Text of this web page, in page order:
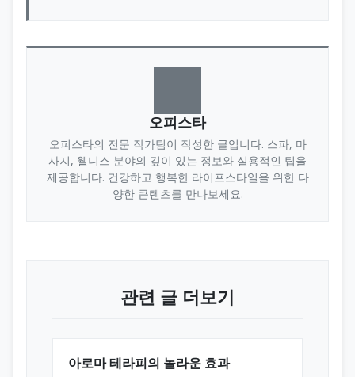
오피스타
오피스타의 전문 작가팀이 작성한 글입니다. 스파, 마
사지, 웰니스 분야의 깊이 있는 정보와 실용적인 팁을
제공합니다. 건강하고 행복한 라이프스타일을 위한 다
양한 콘텐츠를 만나보세요.
관련 글 더보기
아로마 테라피의 놀라운 효과